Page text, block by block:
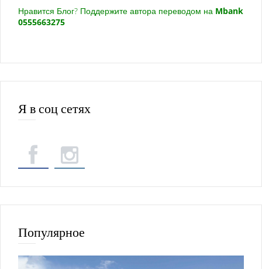
Нравится Блог? Поддержите автора переводом на Mbank
0555663275
Я в соц сетях
Популярное